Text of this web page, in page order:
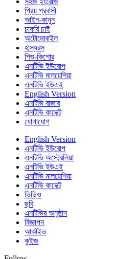
প্রিয় প্রবাসী
আইন-কানুন
চাকরি চাই
অটোমোবাইল
হাস্যরস
শিশু-কিশোর
এনটিভি ইউরোপ
এনটিভি মালয়েশিয়া
এনটিভি ইউএই
English Version
এনটিভি বাজার
এনটিভি কানেক্ট
যোগাযোগ
English Version
এনটিভি ইউরোপ
এনটিভি অস্ট্রেলিয়া
এনটিভি ইউএই
এনটিভি মালয়েশিয়া
এনটিভি কানেক্ট
ভিডিও
ছবি
এনটিভির অনুষ্ঠান
বিজ্ঞাপন
আর্কাইভ
কুইজ